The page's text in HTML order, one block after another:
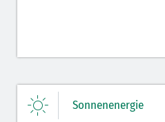
Sonnenenergie